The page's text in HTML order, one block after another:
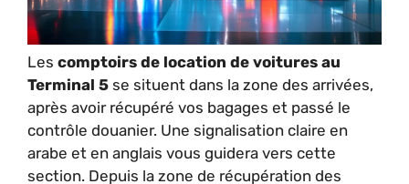
Les comptoirs de location de voitures au
Terminal 5 se situent dans la zone des arrivées,
après avoir récupéré vos bagages et passé le
contrôle douanier. Une signalisation claire en
arabe et en anglais vous guidera vers cette
section. Depuis la zone de récupération des